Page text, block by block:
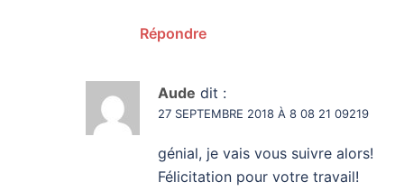
Répondre
Aude dit :
27 SEPTEMBRE 2018 À 8 08 21 09219
génial, je vais vous suivre alors!
Félicitation pour votre travail!